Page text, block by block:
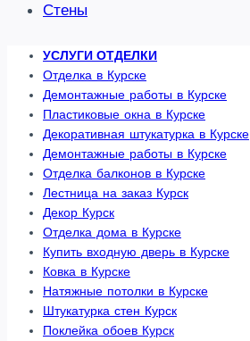
Стены
УСЛУГИ ОТДЕЛКИ
Отделка в Курске
Демонтажные работы в Курске
Пластиковые окна в Курске
Декоративная штукатурка в Курске
Демонтажные работы в Курске
Отделка балконов в Курске
Лестница на заказ Курск
Декор Курск
Отделка дома в Курске
Купить входную дверь в Курске
Ковка в Курске
Натяжные потолки в Курске
Штукатурка стен Курск
Поклейка обоев Курск